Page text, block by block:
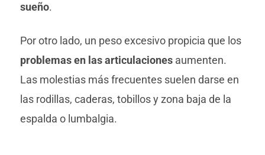
sueño.
Por otro lado, un peso excesivo propicia que los
problemas en las articulacionesaumenten.
Las molestias más frecuentes suelen darse en
las rodillas, caderas, tobillos y zona baja de la
espalda o lumbalgia.